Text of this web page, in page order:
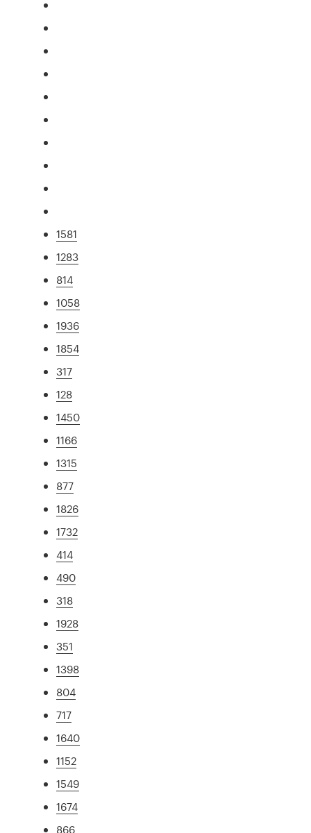
1581
1283
814
1058
1936
1854
317
128
1450
1166
1315
877
1826
1732
414
490
318
1928
351
1398
804
717
1640
1152
1549
1674
866